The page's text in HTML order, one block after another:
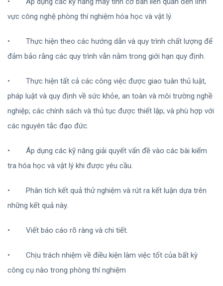
vực công nghệ phòng thí nghiệm hóa học và vật lý.
•
Thực hiện theo các hướng dẫn và quy trình chất lượng để
đảm bảo rằng các quy trình vẫn nằm trong giới hạn quy định.
•
Thực hiện tất cả các công việc được giao tuân thủ luật,
pháp luật và quy định về sức khỏe, an toàn và môi trường nghề
nghiệp; các chính sách và thủ tục được thiết lập; và phù hợp với
các nguyên tắc đạo đức.
•
Áp dụng các kỹ năng giải quyết vấn đề vào các bài kiểm
tra hóa học và vật lý khi được yêu cầu.
•
Phân tích kết quả thử nghiệm và rút ra kết luận dựa trên
những kết quả này.
• Viết báo cáo rõ ràng và chi tiết.
•
Chịu trách nhiệm về điều kiện làm việc tốt của bất kỳ
công cụ nào trong phòng thí nghiệm